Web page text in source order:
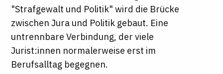
"Strafgewalt und Politik" wird die Brücke
zwischen Jura und Politik gebaut. Eine
untrennbare Verbindung, der viele
Jurist:innen normalerweise erst im
Berufsalltag begegnen.